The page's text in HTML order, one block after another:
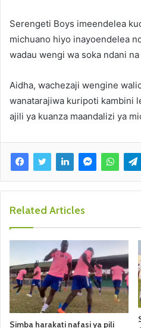
Serengeti Boys imeendelea
michuano hiyo inayoendelea
wadau wengi wa soka ndani
Aidha, wachezaji wengine
wanatarajiwa kuripoti kambini
ajili ya kuanza maandalizi ya
Related Articles
Simba harakati nafasi ya pili